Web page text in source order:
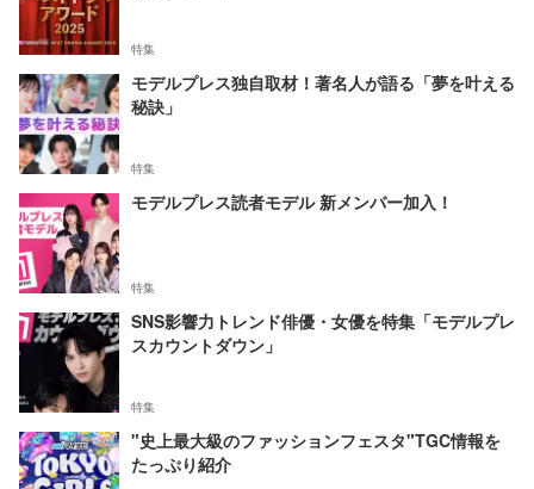
特集
モデルプレス独自取材！著名人が語る「夢を叶える
秘訣」
特集
モデルプレス読者モデル 新メンバー加入！
特集
SNS影響力トレンド俳優・女優を特集「モデルプレ
スカウントダウン」
特集
"史上最大級のファッションフェスタ"TGC情報を
たっぷり紹介